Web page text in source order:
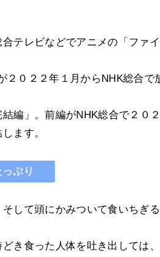
テレビなどでアニメの「ファ
２０２２年１月からNHK総合で
編」。前編がNHK総合で２０
ます。
ぷり
して頭にかみついて食いちぎる
き食った人体を吐き出しては、